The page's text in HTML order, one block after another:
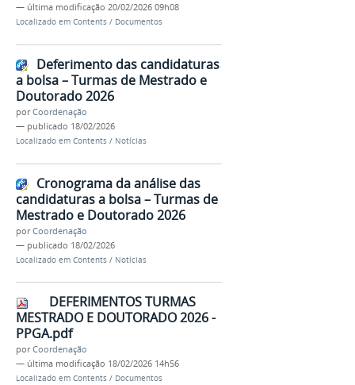
— última modificação 20/02/2026 09h08
Localizado em Contents / Documentos
Deferimento das candidaturas
a bolsa – Turmas de Mestrado e
Doutorado 2026
porCoordenação
— publicado 18/02/2026
Localizado em Contents / Notícias
Cronograma da análise das
candidaturas a bolsa – Turmas de
Mestrado e Doutorado 2026
porCoordenação
— publicado 18/02/2026
Localizado em Contents / Notícias
DEFERIMENTOS TURMAS
MESTRADO E DOUTORADO 2026 -
PPGA.pdf
porCoordenação
— última modificação 18/02/2026 14h56
Localizado em Contents / Documentos